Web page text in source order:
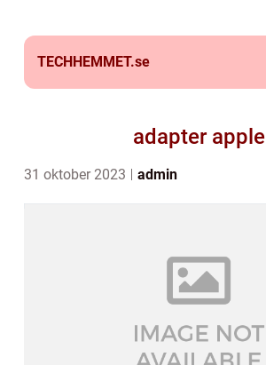
TECHHEMMET.se
adapter apple
31 oktober 2023 admin